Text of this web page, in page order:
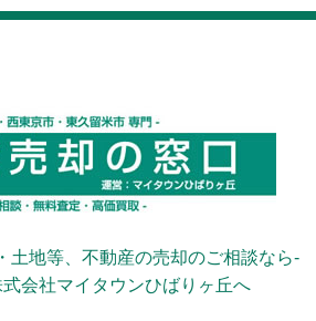
土地等、不動産の売却のご相談なら-
会社マイタウンひばりヶ丘へ